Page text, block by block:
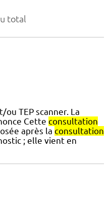
total
TEP scanner. La
Cette consultation
après la consultation
; elle vient en